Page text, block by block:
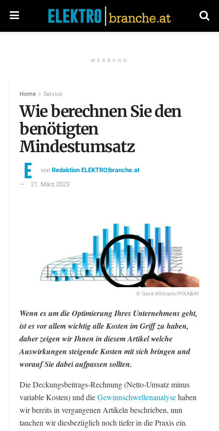
WERBUNG
Home Service
Wie berechnen Sie den
benötigten
Mindestumsatz
vonRedaktion ELEKTRO|branche.at
21. März 2023
© Gerd Altmann/PIXABAY
Wenn es um die Optimierung Ihres Unternehmens geht,
ist es vor allem wichtig alle Kosten im Griff zu haben,
daher zeigen wir Ihnen in diesem Artikel welche
Auswirkungen steigende Kosten mit sich bringen und
worauf Sie dabei aufpassen sollten.
Die Deckungsbeitrags-Rechnung (Netto-Umsatz minus
variable Kosten) und dieGewinnschwellenanalysehaben
wir bereits in vergangenen Artikeln beschrieben, nun
tauchen wir diesbezüglich noch tiefer in die Praxis ein.